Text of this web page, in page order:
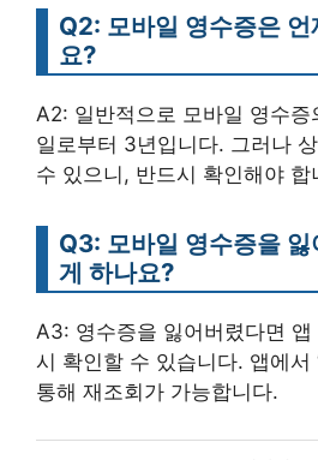
Q2: 모바일 영수증은
요?
A2: 일반적으로 모바일 영수
일로부터 3년입니다. 그러나
수 있으니, 반드시 확인해야 합
Q3: 모바일 영수증을
게 하나요?
A3: 영수증을 잃어버렸다면
시 확인할 수 있습니다. 앱에서
통해 재조회가 가능합니다.